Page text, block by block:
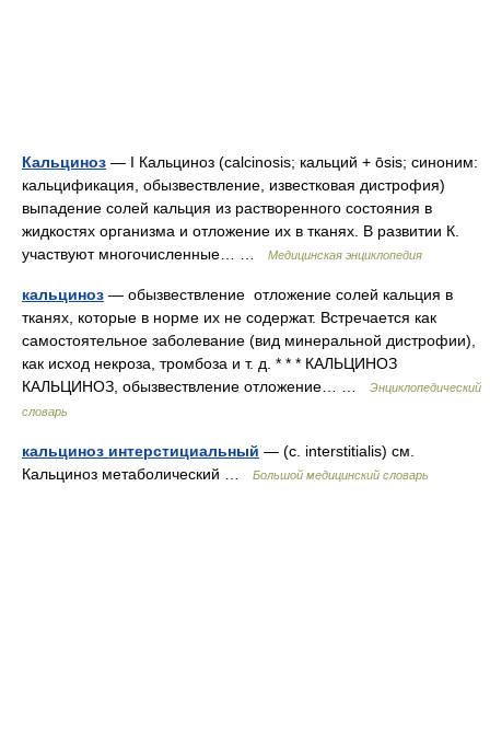
Кальциноз — I Кальциноз (calcinosis; кальций + ōsis; синоним:
кальцификация, обызвествление, известковая дистрофия)
выпадение солей кальция из растворенного состояния в
жидкостях организма и отложение их в тканях. В развитии К.
участвуют многочисленные… …
Медицинская энциклопедия
кальциноз — обызвествление отложение солей кальция в
тканях, которые в норме их не содержат. Встречается как
самостоятельное заболевание (вид минеральной дистрофии),
как исход некроза, тромбоза и т. д. * * * КАЛЬЦИНОЗ
КАЛЬЦИНОЗ, обызвествление отложение… …
Энциклопедический
словарь
кальциноз интерстициальный — (с. interstitialis) см.
Кальциноз метаболический …
Большой медицинский словарь